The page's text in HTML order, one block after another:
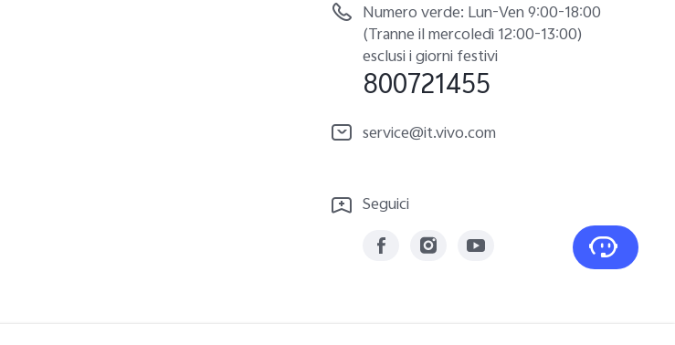
Numero verde: Lun-Ven 9:00-18:00
(Tranne il mercoledì 12:00-13:00)
esclusi i giorni festivi
800721455
service@it.vivo.com
Seguici